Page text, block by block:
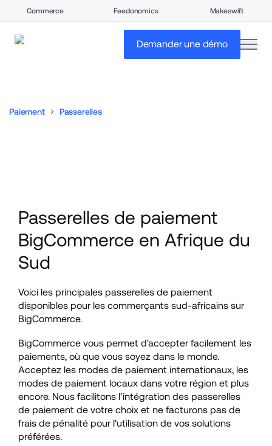
Commerce Feedonomics Makeswift
Demander une démo
Paiement Passerelles
Passerelles de paiement
BigCommerce en Afrique du
Sud
Voici les principales passerelles de paiement
disponibles pour les commerçants sud-africains sur
BigCommerce.
BigCommerce vous permet d'accepter facilement les
paiements, où que vous soyez dans le monde.
Acceptez les modes de paiement internationaux, les
modes de paiement locaux dans votre région et plus
encore. Nous facilitons l'intégration des passerelles
de paiement de votre choix et ne facturons pas de
frais de pénalité pour l'utilisation de vos solutions
préférées.